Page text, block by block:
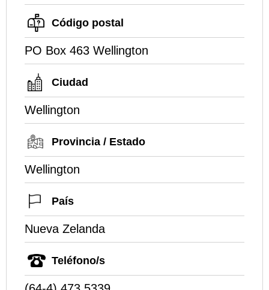
Código postal
PO Box 463 Wellington
Ciudad
Wellington
Provincia / Estado
Wellington
País
Nueva Zelanda
Teléfono/s